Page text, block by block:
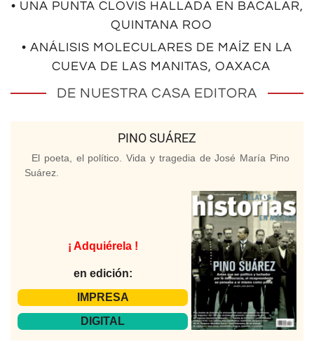
• UNA PUNTA CLOVIS HALLADA EN BACALAR,
QUINTANA ROO
• ANÁLISIS MOLECULARES DE MAÍZ EN LA
CUEVA DE LAS MANITAS, OAXACA
DE NUESTRA CASA EDITORA
PINO SUÁREZ
El poeta, el político. Vida y tragedia de José María Pino
Suárez.
¡ Adquiérela !
en edición:
IMPRESA
DIGITAL